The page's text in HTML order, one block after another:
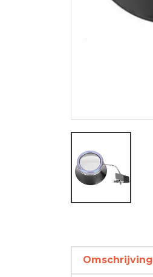
Omschrijving